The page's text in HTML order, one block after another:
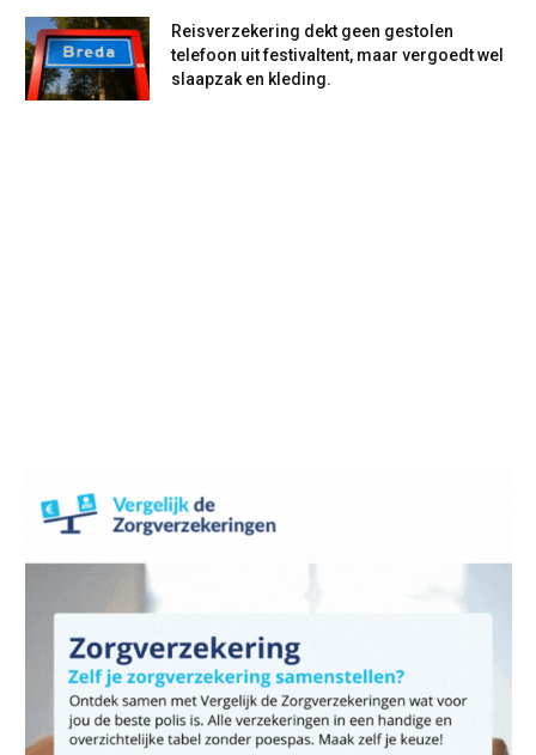
Reisverzekering dekt geen gestolen
telefoon uit festivaltent, maar vergoedt wel
slaapzak en kleding.